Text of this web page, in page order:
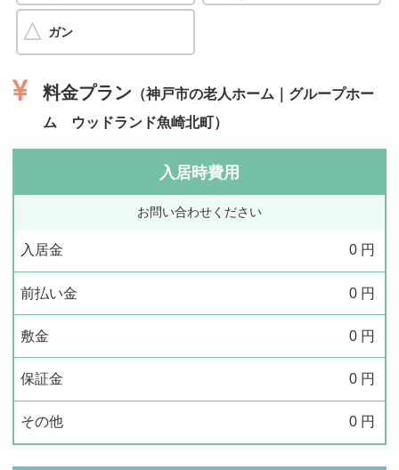
ガン
料金プラン （神戸市の老人ホーム｜グループホー
ム ウッドランド魚崎北町）
入居時費用
お問い合わせください
入居金 0 円
前払い金 0 円
敷金 0 円
保証金 0 円
その他 0 円